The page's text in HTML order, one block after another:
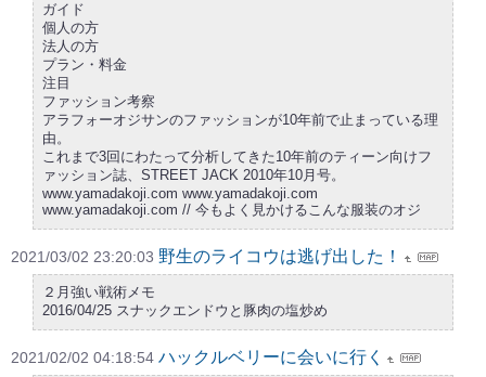
ガイド
個人の方
法人の方
プラン・料金
注目
ファッション考察
アラフォーオジサンのファッションが10年前で止まっている理
由。
これまで3回にわたって分析してきた10年前のティーン向けフ
ァッション誌、STREET JACK 2010年10月号。
www.yamadakoji.com www.yamadakoji.com
www.yamadakoji.com // 今もよく見かけるこんな服装のオジ
2021/03/02 23:20:03 野生のライコウは逃げ出した！
２月強い戦術メモ
2016/04/25 スナックエンドウと豚肉の塩炒め
2021/02/02 04:18:54 ハックルベリーに会いに行く